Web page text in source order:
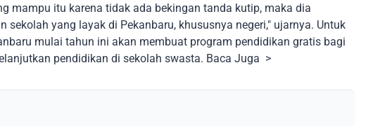
mampu itu karena tidak ada bekingan tanda kutip, maka dia
sekolah yang layak di Pekanbaru, khususnya negeri," ujarnya. Untuk
mulai tahun ini akan membuat program pendidikan gratis bagi
pendidikan di sekolah swasta. Baca Juga >